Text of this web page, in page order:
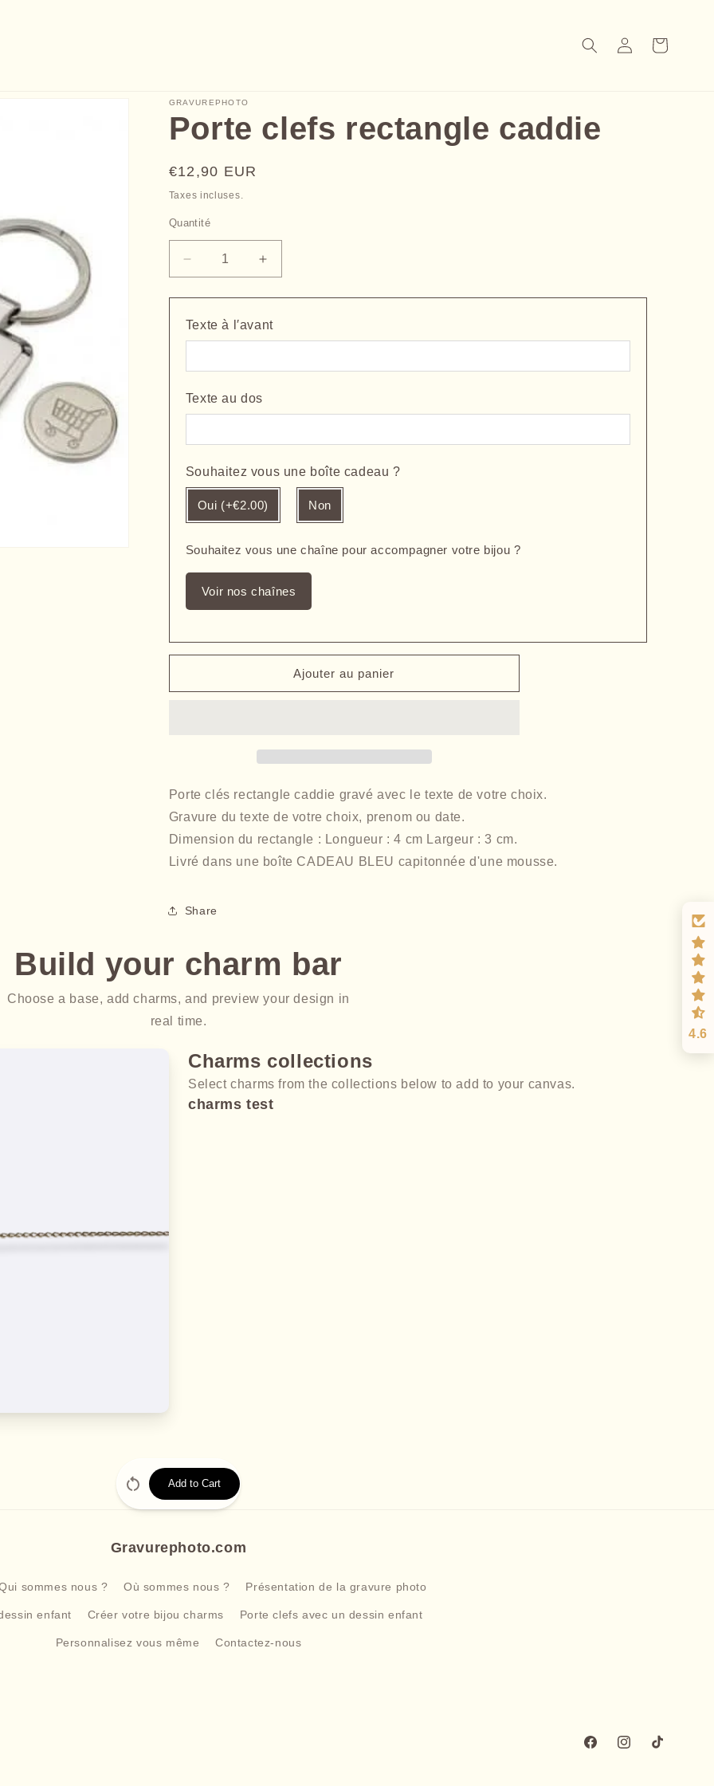
ConnexionPanier
GRAVUREPHOTO
Porte clefs rectangle caddie
Prix
habituel
€12,90 EUR
Taxes incluses.
Quantité
Quantité
Réduire
la
quantité
de
Porte
Augmenter
la
quantité
Porte
Texte à l′avant
Texte au dos
Souhaitez vous une boîte cadeau ?
Oui (+€2.00) Non
Souhaitez vous une chaîne pour accompagner votre bijou ?
Voir nos chaînes
Ajouter au panier
Porte clés rectangle caddie gravé avec le texte de votre choix.
Gravure du texte de votre choix, prenom ou date.
Dimension du rectangle : Longueur : 4 cm Largeur : 3 cm.
Livré dans une boîte CADEAU BLEU capitonnée d'une mousse.
Share
Build your charm bar
Choose a base, add charms, and preview your design in
real time.
Charms collections
Select charms from the collections below to add to your canvas.
charms test
Add to Cart
Gravurephoto.com
sommes nous ? Où sommes nous ? Présentation de la gravure photo
enfant Créer votre bijou charms Porte clefs avec un dessin enfant
Personnalisez vous même Contactez-nous
FacebookInstagramTikTok
4.6